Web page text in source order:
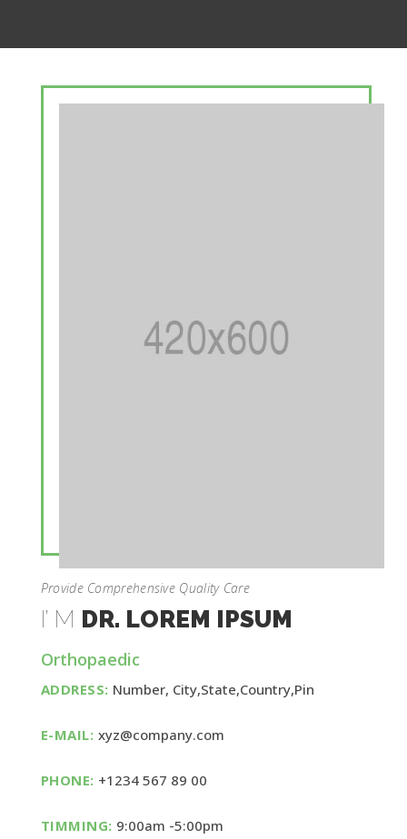
Provide Comprehensive Quality Care
I’ M DR. LOREM IPSUM
Orthopaedic
ADDRESS: Number, City,State,Country,Pin
E-MAIL: xyz@company.com
PHONE: +1234 567 89 00
TIMMING: 9:00am -5:00pm